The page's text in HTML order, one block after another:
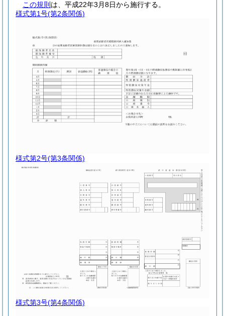
この規則 は、平成22年3月8日から施行する。
様式第1号(第2条関係)
様式第2号(第3条関係)
様式第3号(第4条関係)